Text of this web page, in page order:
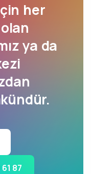
her
ya da
87